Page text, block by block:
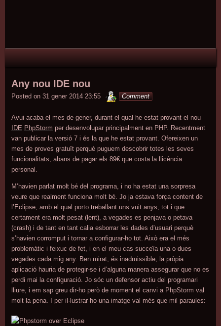
Any nou IDE nou
Posted on 31 gener 2014 23:55 minterior
Comment
Avui acaba el mes de gener, durant el qual he estat provant el nou
IDE PhpStorm per desenvolupar principalment en PHP. Recentment
van publicar la versió 7 i és la que he estat provant. Ofereixen un
mes de proves gratuït perquè puguem descobrir totes les seves
funcionalitats, abans de pagar els 89€ que costa la llicència
personal.
M’havien parlat molt bé del programa, i no ha estat una sorpresa
veure que realment funciona molt bé. Jo ja estava força content de
l’ Eclipse, amb el qual porto treballant uns vuit anys, tot i que
certament era molt pesat (lent), a vegades es penjava o petava
(crash) i de tant en tant calia esborrar les dades d’usuari perquè
s’havien corromput i tornar a configurar-ho tot. Això era el més
problemàtic i feixuc de fet, i en el meu cas succeïa una o dues
vegades cada mig any. Ben mirat, és inadmissible; la pròpia
aplicació hauria de protegir-se i d’alguna manera assegurar que no es
perdi mai la configuració. Jo sóc un defensor actiu del programari
lliure, i em sap greu dir-ho però de moment el canvi a PhpStorm val
molt la pena. I per il·lustrar-ho una imatge val més que mil paraules: